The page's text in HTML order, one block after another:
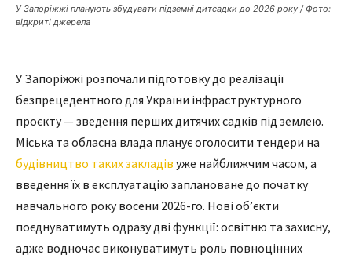
У Запоріжжі планують збудувати підземні дитсадки до 2026 року / Фото:
відкриті джерела
У Запоріжжі розпочали підготовку до реалізації
безпрецедентного для України інфраструктурного
проєкту — зведення перших дитячих садків під землею.
Міська та обласна влада планує оголосити тендери на
будівництво таких закладів уже найближчим часом, а
введення їх в експлуатацію заплановане до початку
навчального року восени 2026-го. Нові об’єкти
поєднуватимуть одразу дві функції: освітню та захисну,
адже водночас виконуватимуть роль повноцінних